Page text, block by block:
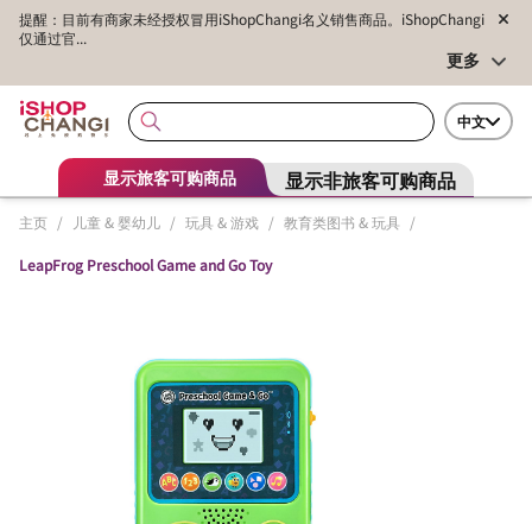
提醒：目前有商家未经授权冒用iShopChangi名义销售商品。iShopChangi
仅通过官...
更多
中文
显示旅客可购商品 显示非旅客可购商品
主页 / 儿童 & 婴幼儿 / 玩具 & 游戏 / 教育类图书 & 玩具 /
LeapFrog Preschool Game and Go Toy